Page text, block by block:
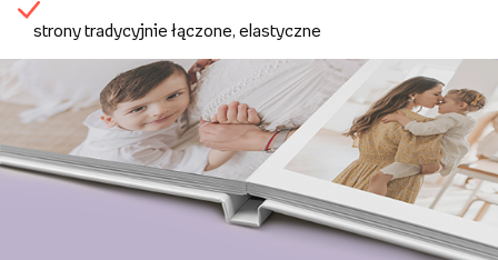
strony tradycyjnie łączone, elastyczne